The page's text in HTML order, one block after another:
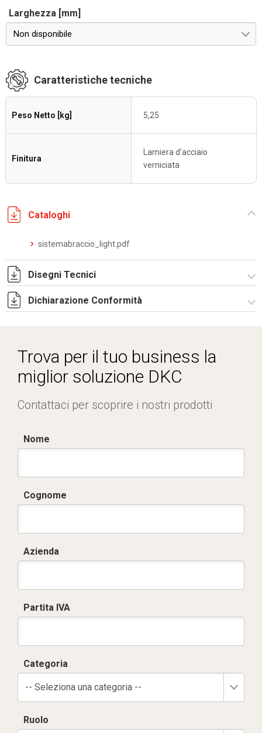
Larghezza [mm]
Non disponibile
Caratteristiche tecniche
Peso Netto [kg] 5,25
Finitura
Lamiera d'acciaio
verniciata
Cataloghi
sistemabraccio_light.pdf
Disegni Tecnici
LIGHT.zip
Dichiarazione Conformità
Trova per il tuo business la
miglior soluzione DKC
Contattaci per scoprire i nostri prodotti
Nome
Cognome
Azienda
Partita IVA
Categoria
-- Seleziona una categoria --
Ruolo